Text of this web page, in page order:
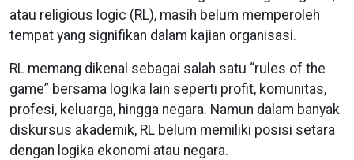
atau religious logic (RL), masih belum memperoleh
tempat yang signifikan dalam kajian organisasi.
RL memang dikenal sebagai salah satu “rules of the
game” bersama logika lain seperti profit, komunitas,
profesi, keluarga, hingga negara. Namun dalam banyak
diskursus akademik, RL belum memiliki posisi setara
dengan logika ekonomi atau negara.